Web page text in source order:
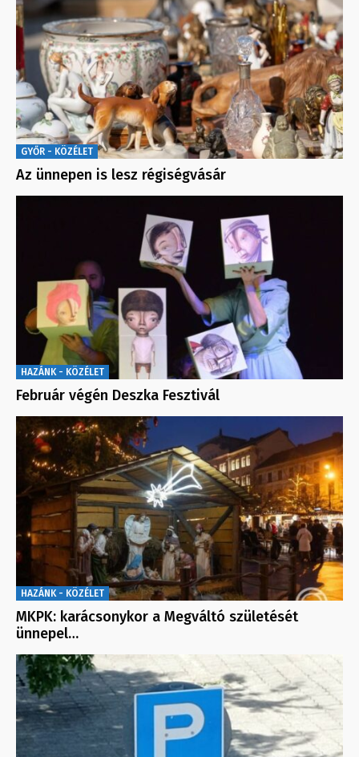
GYŐR - KÖZÉLET
Az ünnepen is lesz régiségvásár
HAZÁNK - KÖZÉLET
Február végén Deszka Fesztivál
HAZÁNK - KÖZÉLET
MKPK: karácsonykor a Megváltó születését
ünnepel…